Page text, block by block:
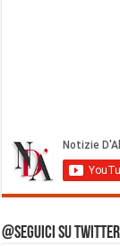
@Seguici su Twitter